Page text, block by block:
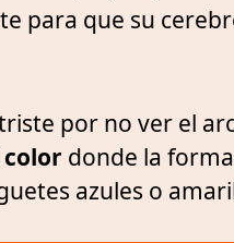
para que su
por no ver el
donde la
azules o